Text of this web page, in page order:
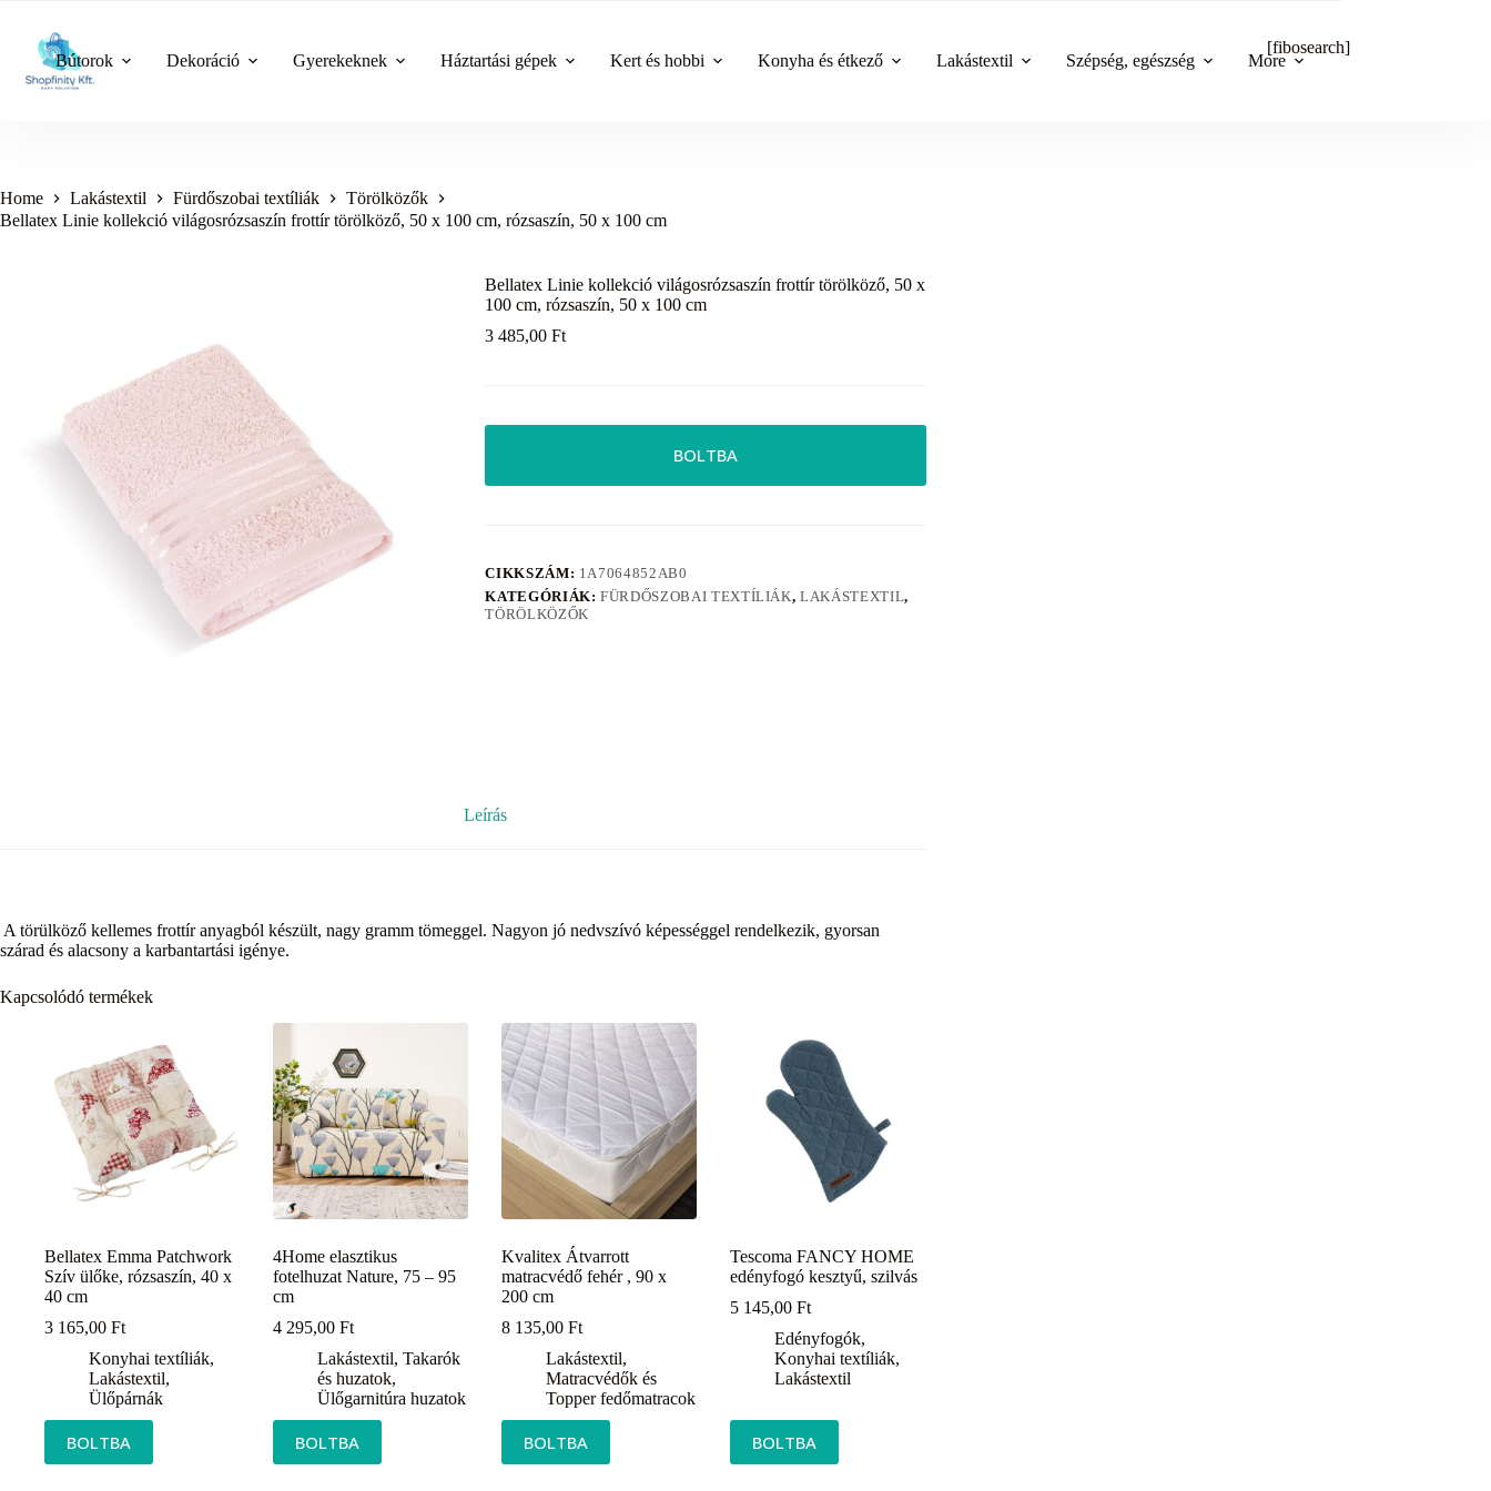
content
Bútorok Dekoráció Gyerekeknek Háztartási gépek Kert és hobbi Konyha és étkező Lakástextil Szépség, egészség More
[fibosearch]
Home Lakástextil Fürdőszobai textíliák
Törölközők
Bellatex Linie kollekció világosrózsaszín frottír törölköző, 50 x 100 cm, rózsaszín, 50 x 100 cm
Bellatex Linie kollekció világosrózsaszín frottír törölköző, 50 x
100 cm, rózsaszín, 50 x 100 cm
3 485,00Ft
BOLTBA
CIKKSZÁM: 1A7064852AB0
KATEGÓRIÁK:FÜRDŐSZOBAI TEXTÍLIÁK,LAKÁSTEXTIL,
TÖRÖLKÖZŐK
Leírás
A törülköző kellemes frottír anyagból készült, nagy gramm tömeggel. Nagyon jó nedvszívó képességgel rendelkezik, gyorsan
szárad és alacsony a karbantartási igénye.
Kapcsolódó termékek
Bellatex Emma Patchwork
Szív ülőke, rózsaszín, 40 x
40 cm
3 165,00 Ft
Konyhai textíliák,
Lakástextil,
Ülőpárnák
BOLTBA
4Home elasztikus
fotelhuzat Nature, 75 – 95
cm
4 295,00Ft
Lakástextil,Takarók
és huzatok,
Ülőgarnitúra huzatok
BOLTBA
Kvalitex Átvarrott
matracvédő fehér , 90 x
200 cm
8 135,00Ft
Lakástextil,
Matracvédők és
Topper fedőmatracok
BOLTBA
Tescoma FANCY HOME
edényfogó kesztyű, szilvás
5 145,00Ft
Edényfogók,
Konyhai textíliák,
Lakástextil
BOLTBA